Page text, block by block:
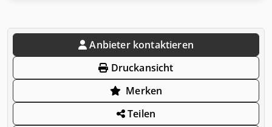
Anbieter kontaktieren
Druckansicht
Merken
Teilen